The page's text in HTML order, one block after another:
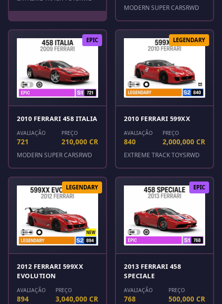
MODERN SUPER CARSRWD
EPIC
2010 FERRARI 458 ITALIA
AVALIAÇÃO
721
PREÇO
210,000 CR
MODERN SUPER CARSRWD
LEGENDARY
2010 FERRARI 599XX
AVALIAÇÃO
840
PREÇO
2,000,000 CR
EXTREME TRACK TOYSRWD
LEGENDARY
2012 FERRARI 599XX
EVOLUTION
AVALIAÇÃO
894
PREÇO
3,040,000 CR
EPIC
2013 FERRARI 458
SPECIALE
AVALIAÇÃO
768
PREÇO
500,000 CR